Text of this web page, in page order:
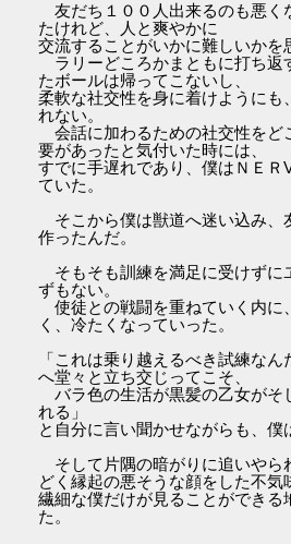
友だち１００人出来るのも悪く
たけれど、人と爽やかに
交流することがいかに難しいかを
ラリーどころかまともに打ち返
たボールは帰ってこないし、
柔軟な社交性を身に着けようにも
れない。
会話に加わるための社交性をど
要があったと気付いた時には、
すでに手遅れであり、僕はＮＥＲ
ていた。
そこから僕は獣道へ迷い込み、
作ったんだ。
そもそも訓練を満足に受けずに
ずもない。
使徒との戦闘を重ねていく内に
く、冷たくなっていった。
「これは乗り越えるべき試練な
へ堂々と立ち交じってこそ、
バラ色の生活が黒髪の乙女がそ
れる」
と自分に言い聞かせながらも、僕
そして片隅の暗がりに追いやら
どく縁起の悪そうな顔をした不気
繊細な僕だけが見ることができる
た。